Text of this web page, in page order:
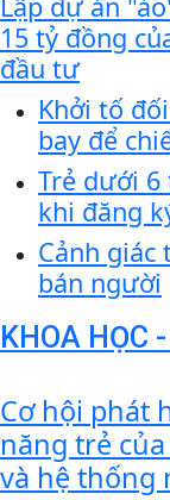
Lập dự án
15 tỷ đồng
đầu tư
Khởi tố
bay để
Trẻ dưới 6
khi đăng
Cảnh
bán người
KHOA HỌC
Cơ hội phát
năng trẻ
và hệ thống